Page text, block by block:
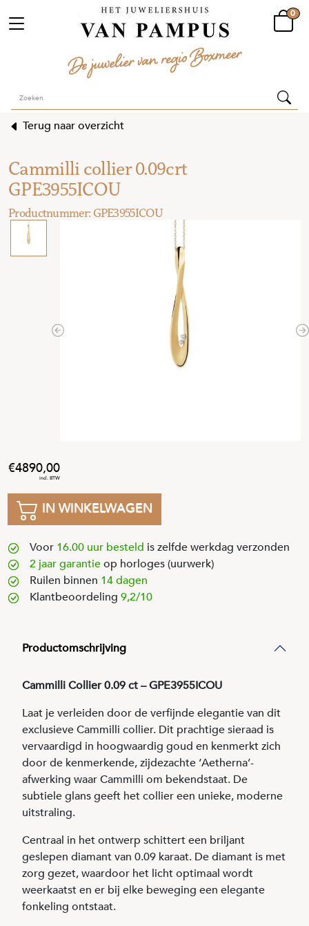
0
Terug naar overzicht
Cammilli collier 0.09crt
GPE3955ICOU
Previous
4890,00
IN WINKELWAGEN
Voor 16.00 uur besteld is zelfde werkdag verzonden
2 jaar garantieop horloges (uurwerk)
Ruilen binnen 14 dagen
Klantbeoordeling 9,2/10
Productomschrijving
Cammilli Collier 0.09 ct – GPE3955ICOU
Laat je verleiden door de verfijnde elegantie van dit
exclusieve Cammilli collier. Dit prachtige sieraad is
vervaardigd in hoogwaardig goud en kenmerkt zich
door de kenmerkende, zijdezachte ‘Aetherna’-
afwerking waar Cammilli om bekendstaat. De
subtiele glans geeft het collier een unieke, moderne
uitstraling.
Centraal in het ontwerp schittert een briljant
geslepen diamant van 0.09 karaat. De diamant is met
zorg gezet, waardoor het licht optimaal wordt
weerkaatst en er bij elke beweging een elegante
fonkeling ontstaat.